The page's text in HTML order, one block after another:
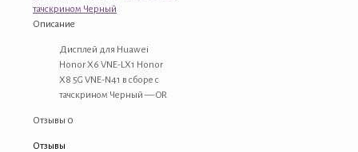
VNE-
в
тачскрином Черный
Описание
Дисплей для Huawei
Honor X6 VNE-LX1 Honor
X8 5G VNE-N41 в сборе с
тачскрином Черный — OR
Отзывы 0
Отзывы